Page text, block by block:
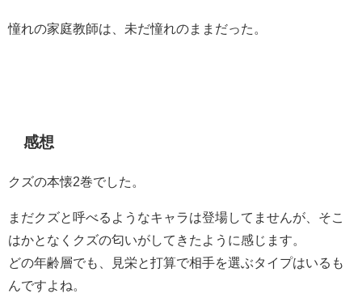
憧れの家庭教師は、未だ憧れのままだった。
感想
クズの本懐2巻でした。
まだクズと呼べるようなキャラは登場してませんが、そこ
はかとなくクズの匂いがしてきたように感じます。
どの年齢層でも、見栄と打算で相手を選ぶタイプはいるも
んですよね。